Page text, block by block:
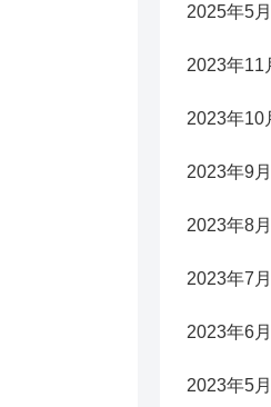
2025年5月
2023年11
2023年10
2023年9月
2023年8月
2023年7月
2023年6月
2023年5月